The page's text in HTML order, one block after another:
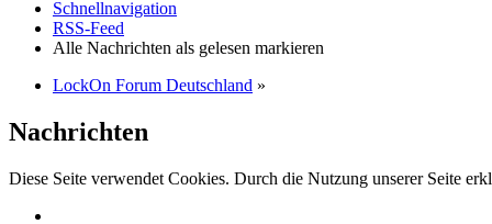
Schnellnavigation
RSS-Feed
Alle Nachrichten als gelesen markieren
LockOn Forum Deutschland »
Nachrichten
Diese Seite verwendet Cookies. Durch die Nutzung unserer Seite